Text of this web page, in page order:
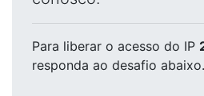
Para liberar o acesso do IP
responda ao desafio abaixo.